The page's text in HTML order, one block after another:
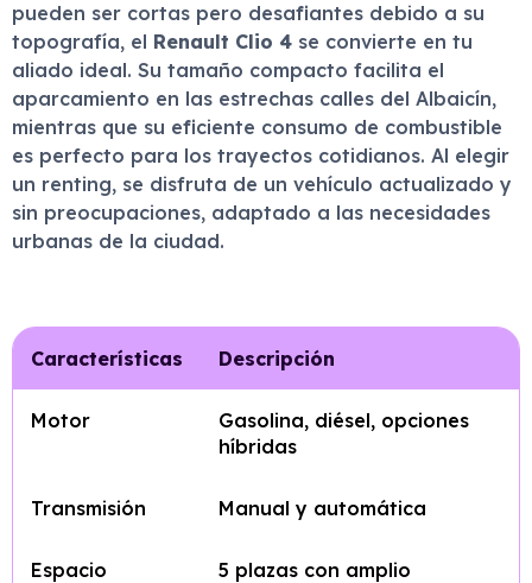
pueden ser cortas pero desafiantes debido a su
topografía, el Renault Clio 4 se convierte en tu
aliado ideal. Su tamaño compacto facilita el
aparcamiento en las estrechas calles del Albaicín,
mientras que su eficiente consumo de combustible
es perfecto para los trayectos cotidianos. Al elegir
un renting, se disfruta de un vehículo actualizado y
sin preocupaciones, adaptado a las necesidades
urbanas de la ciudad.
Características Descripción
Motor
Gasolina, diésel, opciones
híbridas
Transmisión Manual y automática
Espacio
5 plazas con amplio